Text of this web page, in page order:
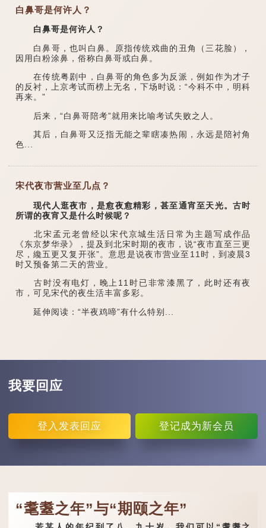
白鼻哥是何许人？
白鼻哥是何许人？
白鼻哥，也叫白鼻。原指传统戏曲的丑角（三花脸），
因用白粉涂鼻，俗称白鼻哥或白鼻。
在传统粤剧中，白鼻哥的角色多为反派，例如作为才子
的反衬，上京考试而榜上无名，下场时说：“今科不中，明科
再来。”
后来，“白鼻哥陪考”就用来比喻考试失败之人。
其后，白鼻哥又泛指无能之辈瞎凑热闹，永远是陪衬角
色...
宋代夜市营业至几点？
现代人逛夜市，是愈夜愈精彩，甚至通宵至天光。古时
所谓的夜宵又是什么时候呢？
北宋孟元老曾经以宋代京城生活日常为主题写成作品
《东京梦华录》，提及到北宋时期的夜市，说“夜市直至三更
尽，纔五更又复开张”。意思是说夜市营业至11时，到凌晨3
时又预备第二天的营业。
古时没有电灯，晚上11时已非常漆黑了，此时还有夜
市，可见宋代的夜生活丰富多彩。
延伸阅读：“半夜鸡啼”有什么特别...
我要回应
登入 发表回应 登记成为新会员
“耄耋之年”与“期颐之年”